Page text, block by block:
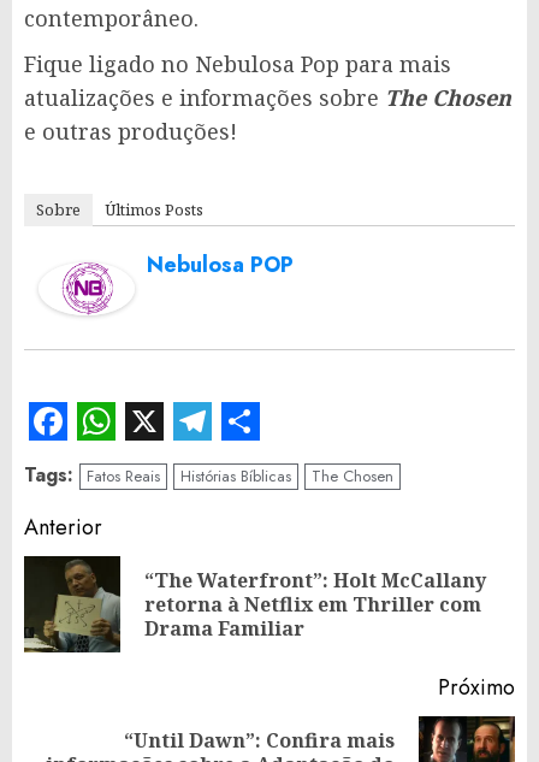
contemporâneo.
Fique ligado no Nebulosa Pop para mais
atualizações e informações sobre The Chosen
e outras produções!
Sobre Últimos Posts
Nebulosa POP
Facebook
WhatsApp
X Telegram
Share
Tags: Fatos Reais Histórias Bíblicas The Chosen
Continue
Reading
Anterior
“The Waterfront”: Holt McCallany
retorna à Netflix em Thriller com
Drama Familiar
Próximo
“Until Dawn”: Confira mais